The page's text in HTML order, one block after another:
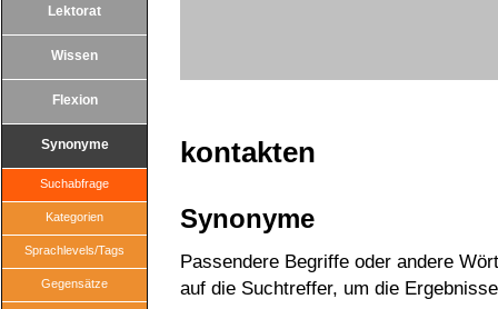
Lektorat
Wissen
Flexion
Synonyme
Suchabfrage
Kategorien
Sprachlevels/Tags
Gegensätze
kontakten
Synonyme
Passendere Begriffe oder andere
auf die Suchtreffer, um die